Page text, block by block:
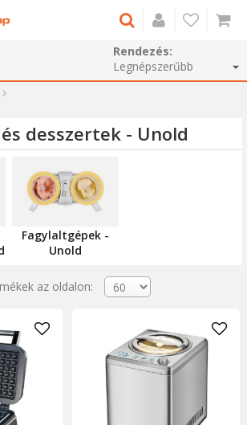
Rendezés:
desszertek - Unold
Fagylaltgépek -
Unold
az oldalon: